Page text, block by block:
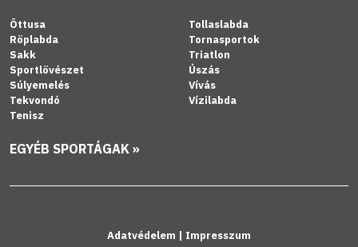
Öttusa
Röplabda
Sakk
Sportlövészet
Súlyemelés
Tekvondó
Tenisz
Tollaslabda
Tornasportok
Triatlon
Úszás
Vívás
Vízilabda
EGYÉB SPORTÁGAK »
Adatvédelem | Impresszum